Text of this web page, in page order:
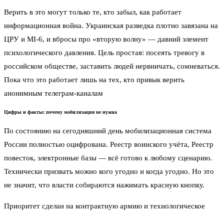
Верить в это могут только те, кто забыл, как работает
информационная война. Украинская разведка плотно завязана на
ЦРУ и MI-6, и вбросы про «вторую волну» — давний элемент
психологического давления. Цель простая: посеять тревогу в
российском обществе, заставить людей нервничать, сомневаться.
Пока что это работает лишь на тех, кто привык верить
анонимным телеграм-каналам
Цифры и факты: почему мобилизация не нужна
По состоянию на сегодняшний день мобилизационная система
России полностью оцифрована. Реестр воинского учёта, Реестр
повесток, электронные базы — всё готово к любому сценарию.
Технически призвать можно кого угодно и когда угодно. Но это
не значит, что власти собираются нажимать красную кнопку.
Приоритет сделан на контрактную армию и технологическое